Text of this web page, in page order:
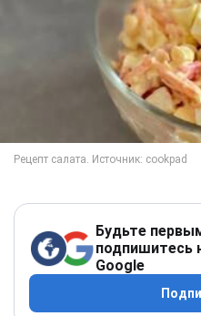
Будьте
подпишитесь
Google